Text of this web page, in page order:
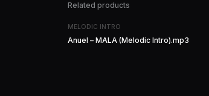
Related products
MELODIC INTRO
Anuel – MALA (Melodic Intro).mp3